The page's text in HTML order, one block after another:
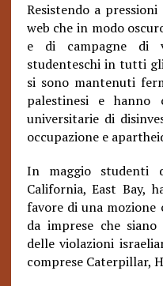
Resistendo a
web che in modo
e di campagne di
studenteschi in tutti
si sono mantenuti
palestinesi e hanno
universitarie di
occupazione e
In maggio studenti
California, East Bay,
favore di una mozione
da imprese che
delle violazioni
comprese Caterpillar,